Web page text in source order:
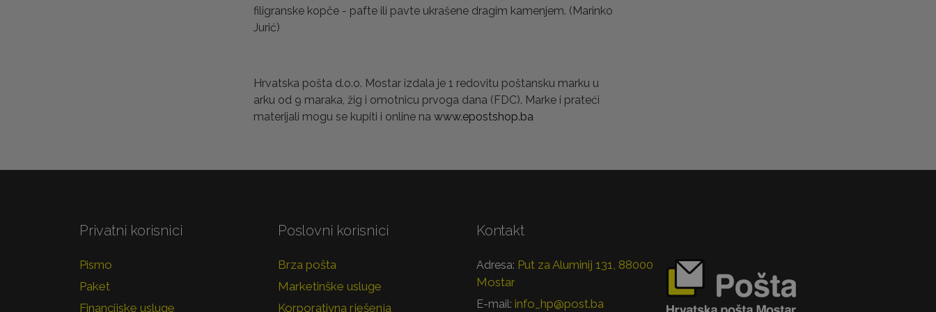
filigranske kopče - pafte ili pavte ukrašene dragim kamenjem. (Marinko
Jurić)
Hrvatska pošta d.o.o. Mostar izdala je 1 redovitu poštansku marku u
arku od 9 maraka, žig i omotnicu prvoga dana (FDC). Marke i prateći
materijali mogu se kupiti i online na www.epostshop.ba
Privatni korisnici
Pismo
Paket
Financijske usluge
Poslovni korisnici
Brza pošta
Marketinške usluge
Korporativna rješenja
Kontakt
Adresa: Put za Aluminij 131, 88000
Mostar
E-mail: info_hp@post.ba